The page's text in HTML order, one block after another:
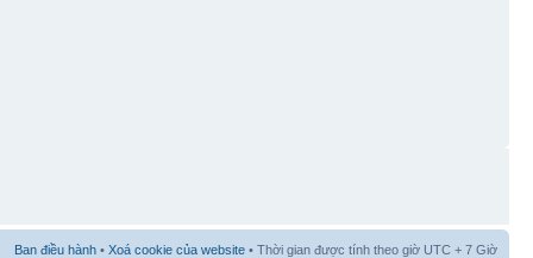
Ban điều hành • Xoá cookie của website • Thời gian được tính theo giờ UTC + 7 Giờ